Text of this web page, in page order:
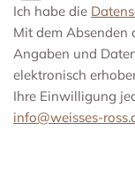
Ich habe die
Mit dem Absenden
Angaben und
elektronisch
Ihre Einwilligung
info@weisses-